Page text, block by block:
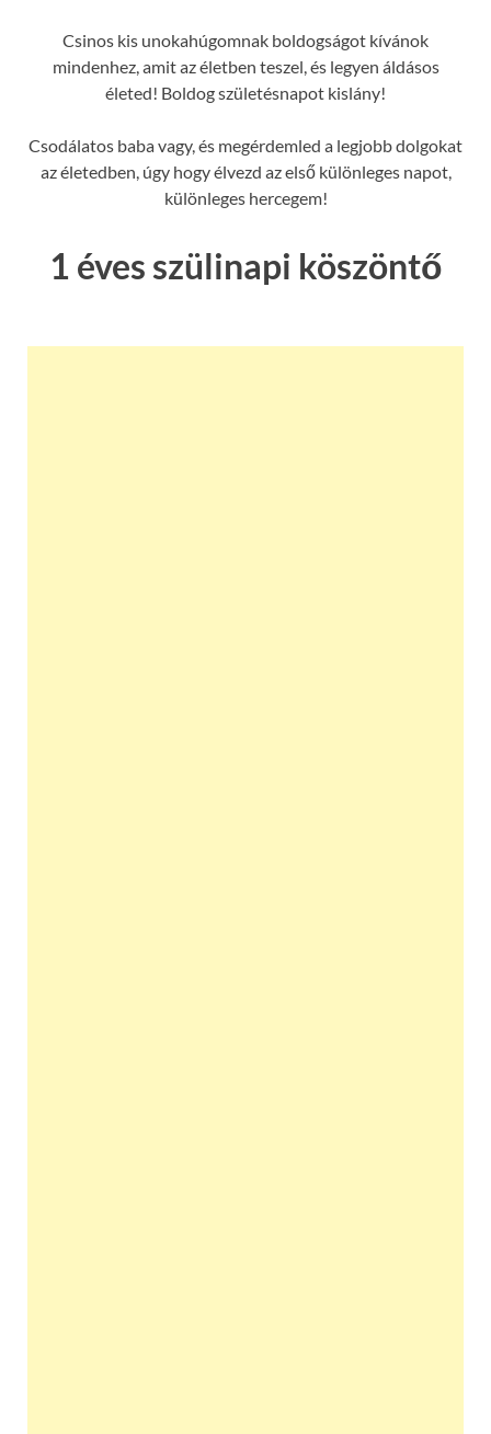
Csinos kis unokahúgomnak boldogságot kívánok
mindenhez, amit az életben teszel, és legyen áldásos
életed! Boldog születésnapot kislány!
Csodálatos baba vagy, és megérdemled a legjobb dolgokat
az életedben, úgy hogy élvezd az első különleges napot,
különleges hercegem!
1 éves szülinapi köszöntő